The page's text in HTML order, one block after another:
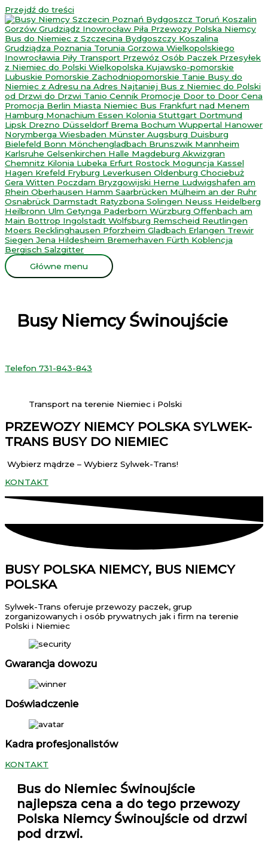
Przejdź do treści
Główne menu
Busy Niemcy Świnoujście
Telefon 731-843-843
Transport na terenie Niemiec i Polski
PRZEWOZY NIEMCY POLSKA SYLWEK-
TRANS BUSY DO NIEMIEC
Wybierz mądrze – Wybierz Sylwek-Trans!
KONTAKT
BUSY POLSKA NIEMCY, BUS NIEMCY
POLSKA
Sylwek-Trans oferuje przewozy paczek, grup
zorganizowanych i osób prywatnych jak i firm na terenie
Polski i Niemiec
Gwarancja dowozu
Doświadczenie
Kadra profesjonalistów
KONTAKT
Bus do Niemiec Świnoujście
najlepsza cena a do tego przewozy
Polska Niemcy Świnoujście od drzwi
pod drzwi.